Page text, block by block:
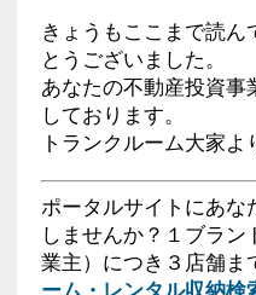
きょうもここまで読
とうございました。
あなたの不動産投資事
しております。
トランクルーム大家よ
ポータルサイトにあな
しませんか？１ブラ
業主）につき３店舗